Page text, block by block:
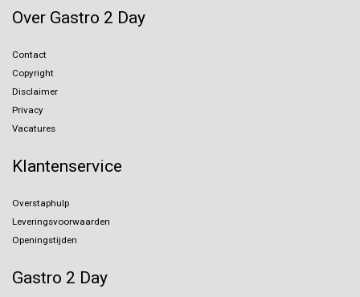
Over Gastro 2 Day
Contact
Copyright
Disclaimer
Privacy
Vacatures
Klantenservice
Overstaphulp
Leveringsvoorwaarden
Openingstijden
Gastro 2 Day